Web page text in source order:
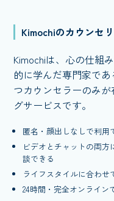
Kimochiのカウンセ
Kimochiは、心の仕組
的に学んだ専門家で
つカウンセラーのみ
グサービスです。
匿名・顔出しなしで利用
ビデオとチャットの両
談できる
ライフスタイルに合わせ
24時間・完全オンライン